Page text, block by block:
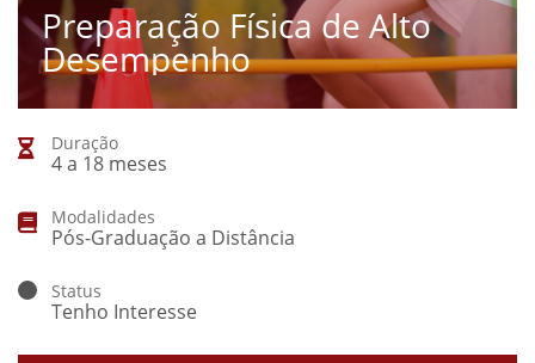
Preparação Física de Alto
Desempenho
Duração
4 a 18 meses
Modalidades
Pós-Graduação a Distância
Status
Tenho Interesse